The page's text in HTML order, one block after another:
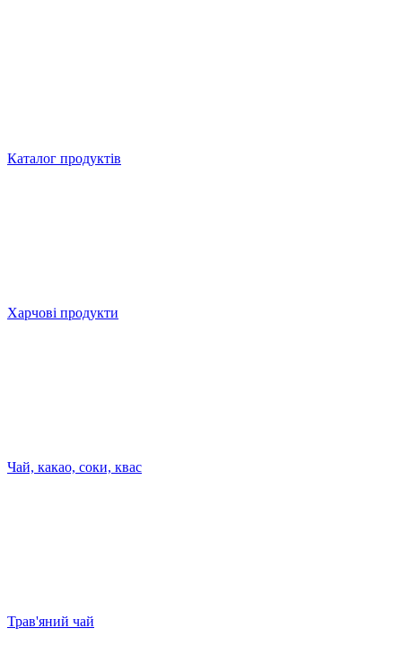
Каталог продуктів
Харчові продукти
Чай, какао, соки, квас
Трав'яний чай